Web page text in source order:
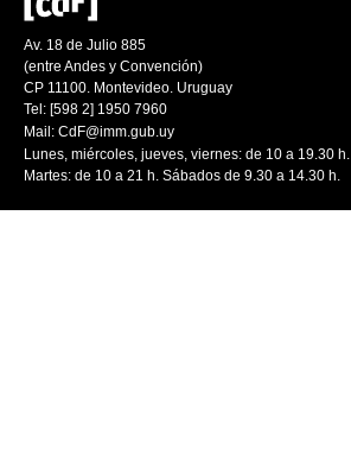
Av. 18 de Julio 885
(entre Andes y Convención)
CP 11100. Montevideo. Uruguay
Tel: [598 2] 1950 7960
Mail: CdF@imm.gub.uy
Lunes, miércoles, jueves, viernes: de 10 a 19.30 h.
Martes: de 10 a 21 h. Sábados de 9.30 a 14.30 h.